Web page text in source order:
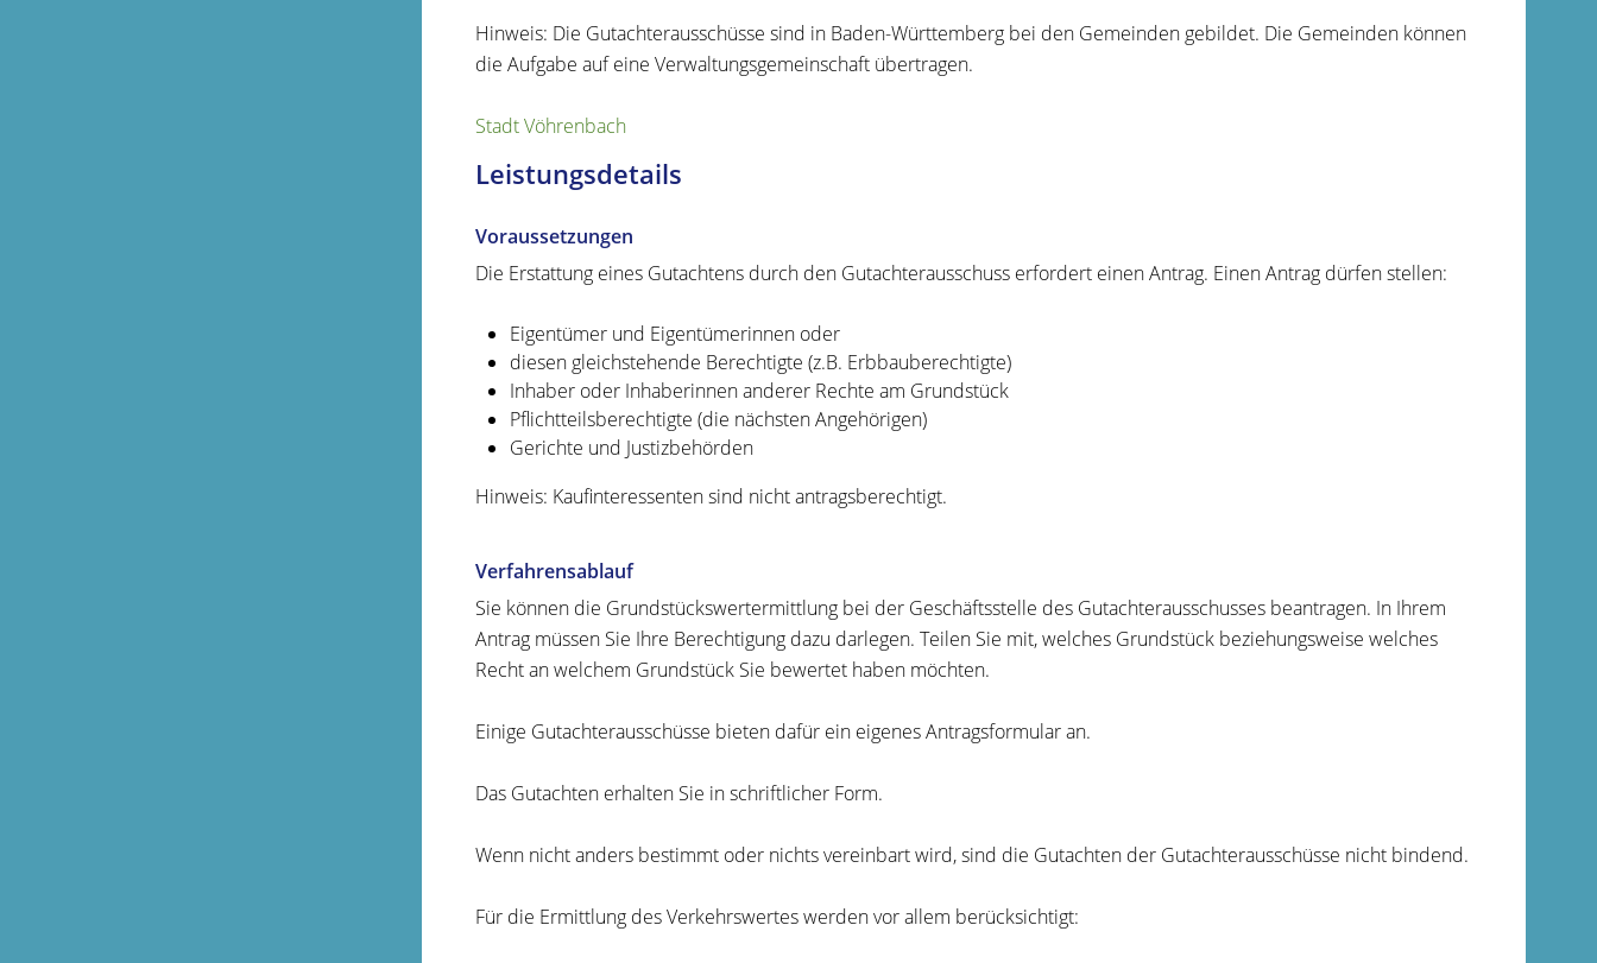
Hinweis: Die Gutachterausschüsse sind in Baden-Württemberg bei den Gemeinden gebildet. Die Gemeinden können
die Aufgabe auf eine Verwaltungsgemeinschaft übertragen.
Stadt Vöhrenbach
Leistungsdetails
Voraussetzungen
Die Erstattung eines Gutachtens durch den Gutachterausschuss erfordert einen Antrag. Einen Antrag dürfen stellen:
Eigentümer und Eigentümerinnen oder
diesen gleichstehende Berechtigte (z.B. Erbbauberechtigte)
Inhaber oder Inhaberinnen anderer Rechte am Grundstück
Pflichtteilsberechtigte (die nächsten Angehörigen)
Gerichte und Justizbehörden
Hinweis: Kaufinteressenten sind nicht antragsberechtigt.
Verfahrensablauf
Sie können die Grundstückswertermittlung bei der Geschäftsstelle des Gutachterausschusses beantragen. In Ihrem
Antrag müssen Sie Ihre Berechtigung dazu darlegen. Teilen Sie mit, welches Grundstück beziehungsweise welches
Recht an welchem Grundstück Sie bewertet haben möchten.
Einige Gutachterausschüsse bieten dafür ein eigenes Antragsformular an.
Das Gutachten erhalten Sie in schriftlicher Form.
Wenn nicht anders bestimmt oder nichts vereinbart wird, sind die Gutachten der Gutachterausschüsse nicht bindend.
Für die Ermittlung des Verkehrswertes werden vor allem berücksichtigt: